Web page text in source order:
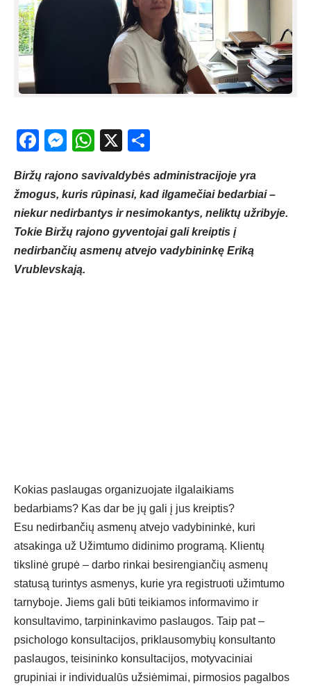
Facebook
Messenger
WhatsApp
X
Biržų rajono savivaldybės administracijoje yra
žmogus, kuris rūpinasi, kad ilgamečiai bedarbiai –
niekur nedirbantys ir nesimokantys, neliktų užribyje.
Tokie Biržų rajono gyventojai gali kreiptis į
nedirbančių asmenų atvejo vadybininkę Eriką
Vrublevskają.
Kokias paslaugas organizuojate ilgalaikiams
bedarbiams? Kas dar be jų gali į jus kreiptis?
Esu nedirbančių asmenų atvejo vadybininkė, kuri
atsakinga už Užimtumo didinimo programą. Klientų
tikslinė grupė – darbo rinkai besirengiančių asmenų
statusą turintys asmenys, kurie yra registruoti užimtumo
tarnyboje. Jiems gali būti teikiamos informavimo ir
konsultavimo, tarpininkavimo paslaugos. Taip pat –
psichologo konsultacijos, priklausomybių konsultanto
paslaugos, teisininko konsultacijos, motyvaciniai
grupiniai ir individualūs užsiėmimai, pirmosios pagalbos